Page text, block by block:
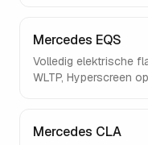
Mercedes EQS
Volledig elektrische
WLTP, Hyperscreen
Mercedes CLA